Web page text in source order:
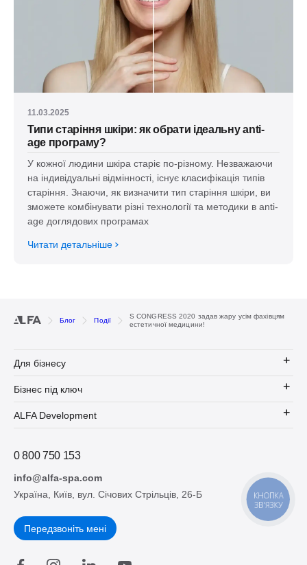
11.03.2025
Типи старіння шкіри: як обрати ідеальну anti-
age програму?
У кожної людини шкіра старіє по-різному. Незважаючи
на індивідуальні відмінності, існує класифікація типів
старіння. Знаючи, як визначити тип старіння шкіри, ви
зможете комбінувати різні технології та методики в anti-
age доглядових програмах
Читати детальніше
Блог Події
S CONGRESS 2020 задав жару усім фахівцям
естетичної медицини!
Для бізнесу
Бізнес під ключ
ALFA Development
0 800 750 153
info@alfa-spa.com
Україна, Київ, вул. Січових Стрільців, 26-Б
Передзвоніть мені
КНОПКА
ЗВ'ЯЗКУ